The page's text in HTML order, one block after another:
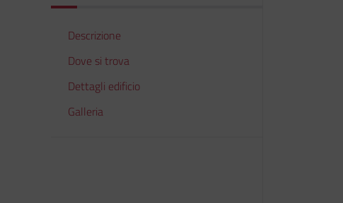
Descrizione
Dove si trova
Dettagli edificio
Galleria